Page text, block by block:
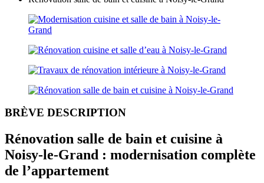
BRÈVE DESCRIPTION
Rénovation salle de bain et cuisine à
Noisy-le-Grand : modernisation complète
de l’appartement